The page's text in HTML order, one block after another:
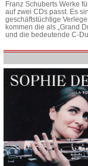
Franz Schuberts Werke
auf zwei CDs passt. Es
geschäftstüchtige
kommen die als „Grand
und die bedeutende C-